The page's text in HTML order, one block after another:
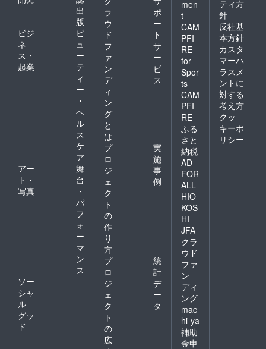
出
版
ビジ
ネ
ス・
起業
ビ
ュ
ー
テ
ィ
ー
・
ヘ
ル
ス
ケ
ア
アー
ト・
写真
舞
台
・
パ
フ
ォ
ー
マ
ン
ス
ソー
シャ
ル
グッ
ド
ラ
ウ
ド
フ
ァ
ン
デ
ィ
ン
グ
と
は
ポ
ー
ト
サ
ー
ビ
ス
プ
ロ
ジ
ェ
ク
ト
の
作
り
方
実
施
事
例
プ
ロ
ジ
ェ
ク
ト
の
広
統
計
デ
ー
タ
men
t
CAM
PFI
RE
for
Spor
ts
CAM
PFI
RE
ふる
さと
納税
AD
FOR
ALL
HIO
KOS
HI
JFA
クラ
ウド
ファ
ン
ディ
ング
mac
hi-ya
補助
金申
ティ方
針
反社基
本方針
カスタ
マーハ
ラスメ
ントに
対する
考え方
クッ
キーポ
リシー